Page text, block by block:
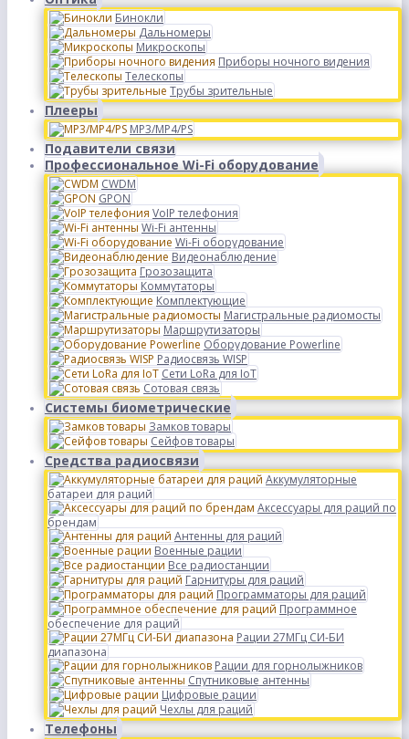
Бинокли
Дальномеры
Микроскопы
Приборы ночного видения
Телескопы
Трубы зрительные
Плееры
MP3/MP4/PS
Подавители связи
Профессиональное Wi-Fi оборудование
CWDM
GPON
VoIP телефония
Wi-Fi антенны
Wi-Fi оборудование
Видеонаблюдение
Грозозащита
Коммутаторы
Комплектующие
Магистральные радиомосты
Маршрутизаторы
Оборудование Powerline
Радиосвязь WISP
Сети LoRa для IoT
Сотовая связь
Системы биометрические
Замков товары
Сейфов товары
Средства радиосвязи
Аккумуляторные
батареи для раций
Аксессуары для раций по
брендам
Антенны для раций
Военные рации
Все радиостанции
Гарнитуры для раций
Программаторы для раций
Программное
обеспечение для раций
Рации 27МГц СИ-БИ
диапазона
Рации для горнолыжников
Спутниковые антенны
Цифровые рации
Чехлы для раций
Телефоны